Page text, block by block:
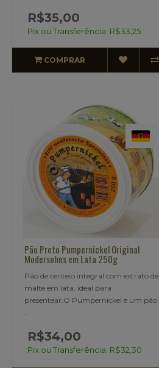
R$35,00
Pix ou Transferência: R$33,25
COMPRAR
Pão Preto Pumpernickel Original
Modersohns em Lata 250g
Pão de centeio integral com extrato de
malte em lata, ideal para
presentear.O Pumpernickel é um pão
R$34,00
Pix ou Transferência: R$32,30